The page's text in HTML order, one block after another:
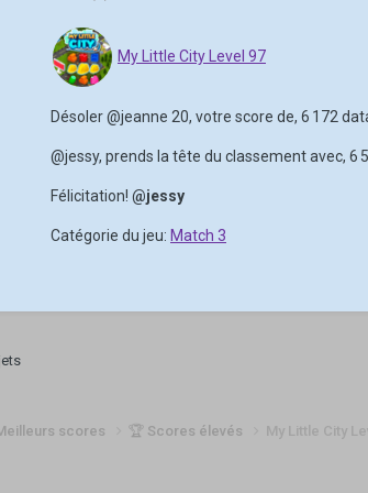
My Little City Level 97
Désoler@jeanne 20, votre score de, 6 172
@jessy, prends la tête du classement avec, 6
Félicitation! @jessy
Catégorie du jeu: Match 3
scores 🏆 Scores élevés My Little City